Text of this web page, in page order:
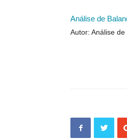
Análise de
Autor: Análise